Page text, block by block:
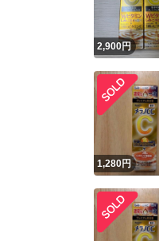
2,900円
1,280円